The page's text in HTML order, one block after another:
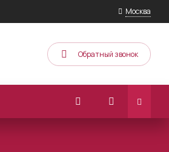
Москва
Обратный звонок